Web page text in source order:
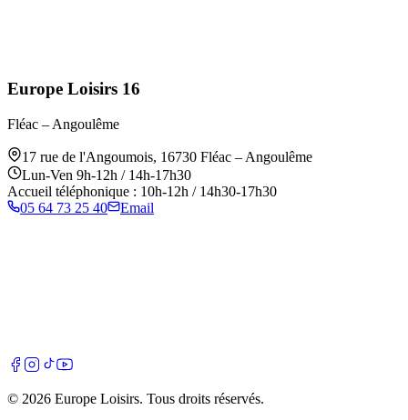
Europe Loisirs 16
Fléac – Angoulême
17 rue de l'Angoumois, 16730 Fléac – Angoulême
Lun-Ven 9h-12h / 14h-17h30
Accueil téléphonique : 10h-12h / 14h30-17h30
05 64 73 25 40
Email
© 2026 Europe Loisirs. Tous droits réservés.